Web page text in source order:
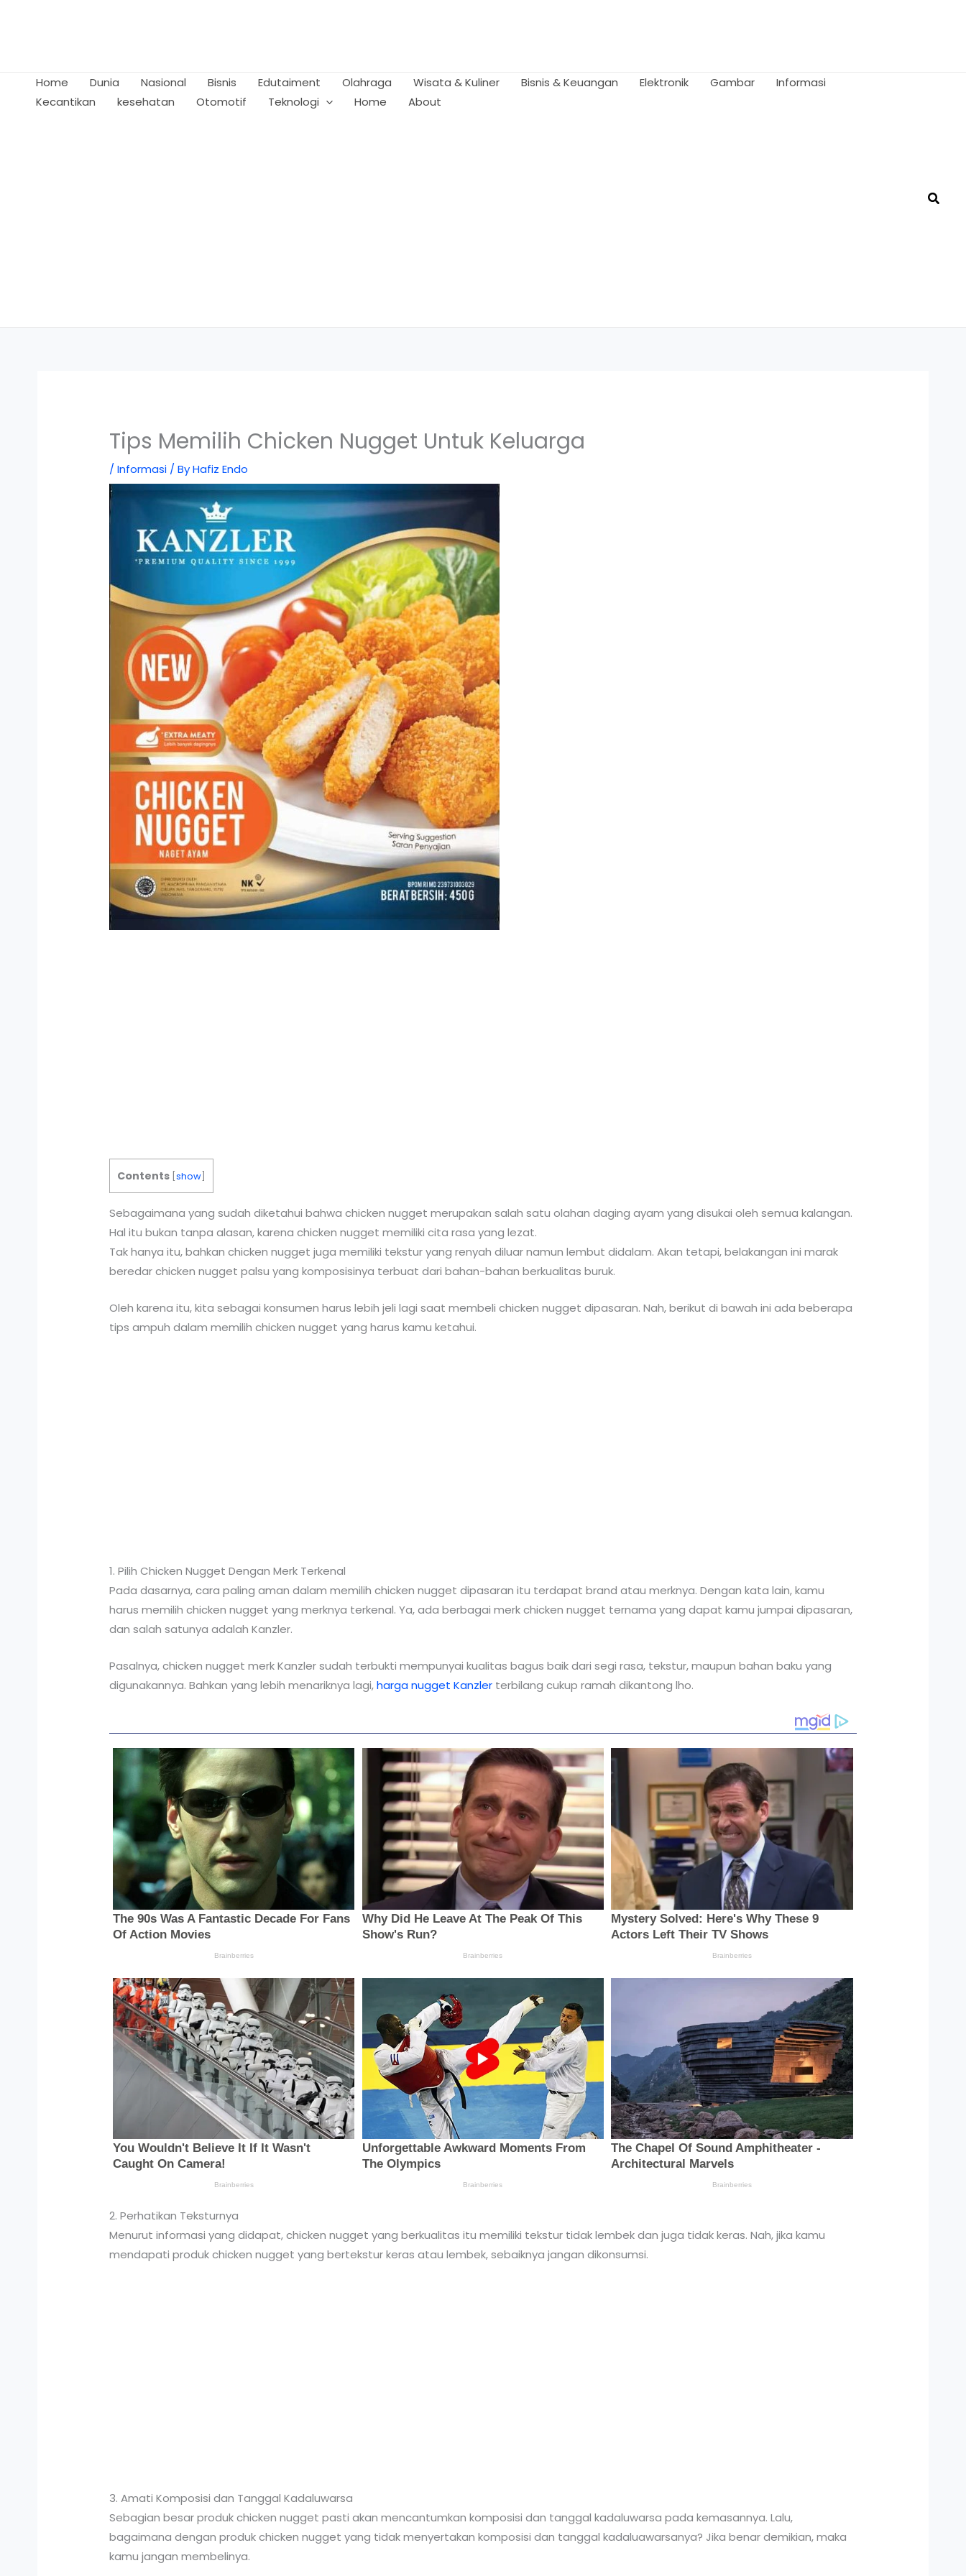
Home Dunia Nasional Bisnis Edutaiment Olahraga Wisata & Kuliner Bisnis & Keuangan Elektronik Gambar
Informasi
Kecantikan
kesehatan Otomotif Teknologi Home About
Tips Memilih Chicken Nugget Untuk Keluarga
/Informasi / ByHafiz Endo
Contents [show
Sebagaimana yang sudah diketahui bahwa chicken nugget merupakan salah satu olahan daging ayam yang disukai oleh semua kalangan.
Hal itu bukan tanpa alasan, karena chicken nugget memiliki cita rasa yang lezat.
Tak hanya itu, bahkan chicken nugget juga memiliki tekstur yang renyah diluar namun lembut didalam. Akan tetapi, belakangan ini marak
beredar chicken nugget palsu yang komposisinya terbuat dari bahan-bahan berkualitas buruk.
Oleh karena itu, kita sebagai konsumen harus lebih jeli lagi saat membeli chicken nugget dipasaran. Nah, berikut di bawah ini ada beberapa
tips ampuh dalam memilih chicken nugget yang harus kamu ketahui.
1. Pilih Chicken Nugget Dengan Merk Terkenal
Pada dasarnya, cara paling aman dalam memilih chicken nugget dipasaran itu terdapat brand atau merknya. Dengan kata lain, kamu
harus memilih chicken nugget yang merknya terkenal. Ya, ada berbagai merk chicken nugget ternama yang dapat kamu jumpai dipasaran,
dan salah satunya adalah Kanzler.
Pasalnya, chicken nugget merk Kanzler sudah terbukti mempunyai kualitas bagus baik dari segi rasa, tekstur, maupun bahan baku yang
digunakannya. Bahkan yang lebih menariknya lagi,harga nugget Kanzler terbilang cukup ramah dikantong lho.
2. Perhatikan Teksturnya
Menurut informasi yang didapat, chicken nugget yang berkualitas itu memiliki tekstur tidak lembek dan juga tidak keras. Nah, jika kamu
mendapati produk chicken nugget yang bertekstur keras atau lembek, sebaiknya jangan dikonsumsi.
3. Amati Komposisi dan Tanggal Kadaluwarsa
Sebagian besar produk chicken nugget pasti akan mencantumkan komposisi dan tanggal kadaluwarsa pada kemasannya. Lalu,
bagaimana dengan produk chicken nugget yang tidak menyertakan komposisi dan tanggal kadaluawarsanya? Jika benar demikian, maka
kamu jangan membelinya.